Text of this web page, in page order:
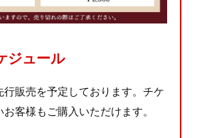
ジュール
行販売を予定しております。チケ
客様もご購入いただけます。